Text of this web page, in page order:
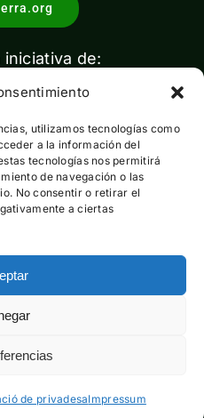
utilizamos tecnologías como
a la información del
tecnologías nos permitirá
de navegación o las
No consentir o retirar el
a ciertas
de privadesaImpressum
de:
por el Ministerio para la